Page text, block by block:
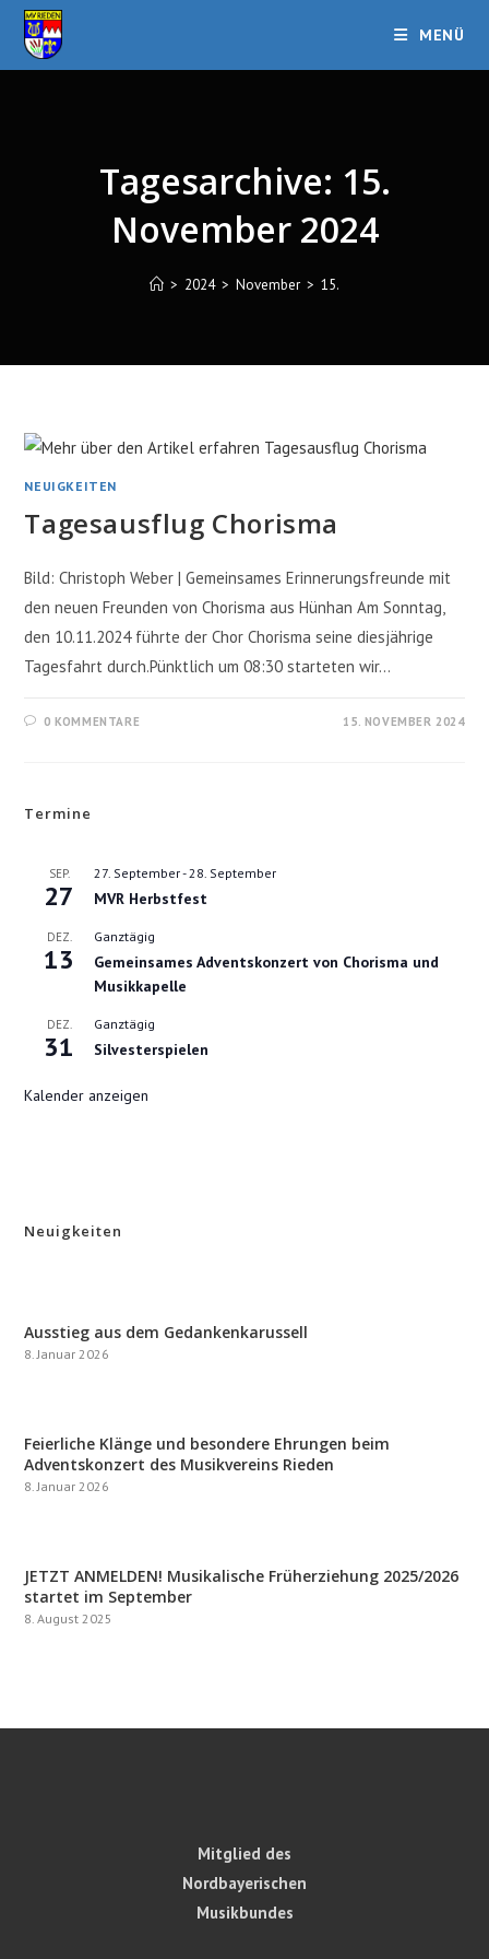
Zum
Inhalt
springen
MENÜ
Tagesarchive: 15.
November 2024
> 2024 > November > 15.
NEUIGKEITEN
Tagesausflug Chorisma
Bild: Christoph Weber | Gemeinsames Erinnerungsfreunde mit
den neuen Freunden von Chorisma aus Hünhan Am Sonntag,
den 10.11.2024 führte der Chor Chorisma seine diesjährige
Tagesfahrt durch.Pünktlich um 08:30 starteten wir…
0 KOMMENTARE 15. NOVEMBER 2024
Termine
SEP.
27
27. September-28. September
MVR Herbstfest
DEZ.
13
Ganztägig
Gemeinsames Adventskonzert von Chorisma und
Musikkapelle
DEZ.
31
Ganztägig
Silvesterspielen
Kalender anzeigen
Neuigkeiten
Ausstieg aus dem Gedankenkarussell
8. Januar 2026
Feierliche Klänge und besondere Ehrungen beim
Adventskonzert des Musikvereins Rieden
8. Januar 2026
JETZT ANMELDEN! Musikalische Früherziehung 2025/2026
startet im September
8. August 2025
Mitglied des
Nordbayerischen
Musikbundes